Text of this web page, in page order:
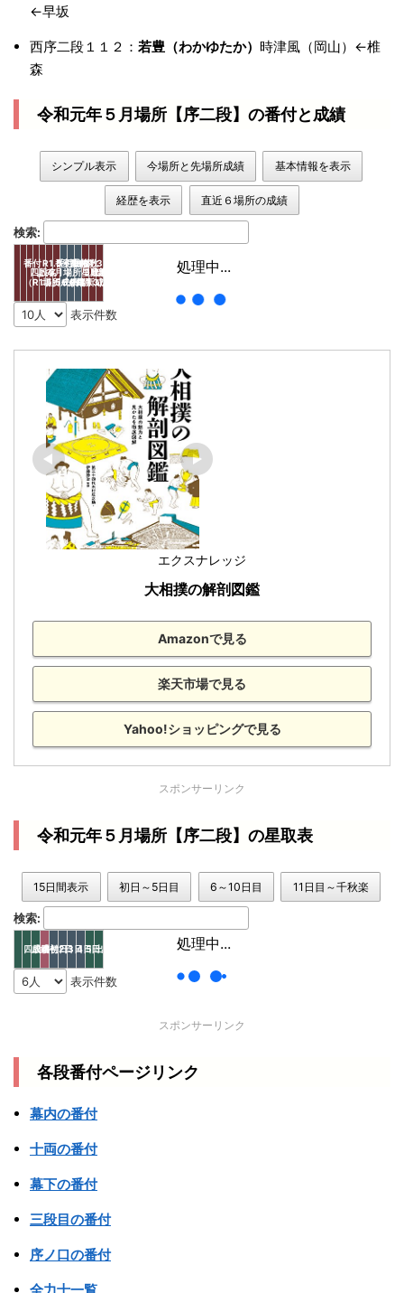
←早坂
西序二段１１２： 若豊（わかゆたか） 時津風（岡山）←椎
森
令和元年５月場所【序二段】の番付と成績
シンプル表示 今場所と先場所成績 基本情報を表示
経歴を表示 直近６場所の成績
検索:
処理中...
番付
（R1.5）
四股名
よみ
R1.5
場所成績
5月場所星取表
番付推移
5←3月
変動枚数
5←3月
番付
(H31.3)
H31.3
場所成績
3月場所星取表
出身地
部屋
表示件数
エクスナレッジ
大相撲の解剖図鑑
Amazonで見る
楽天市場で見る
Yahoo!ショッピングで見る
スポンサーリンク
令和元年５月場所【序二段】の星取表
15日間表示 初日～5日目 6～10日目 11日目～千秋楽
検索:
処理中...
四股名
成績番付初日2日3日4日5日出身地
表示件数
スポンサーリンク
各段番付ページリンク
幕内の番付
十両の番付
幕下の番付
三段目の番付
序ノ口の番付